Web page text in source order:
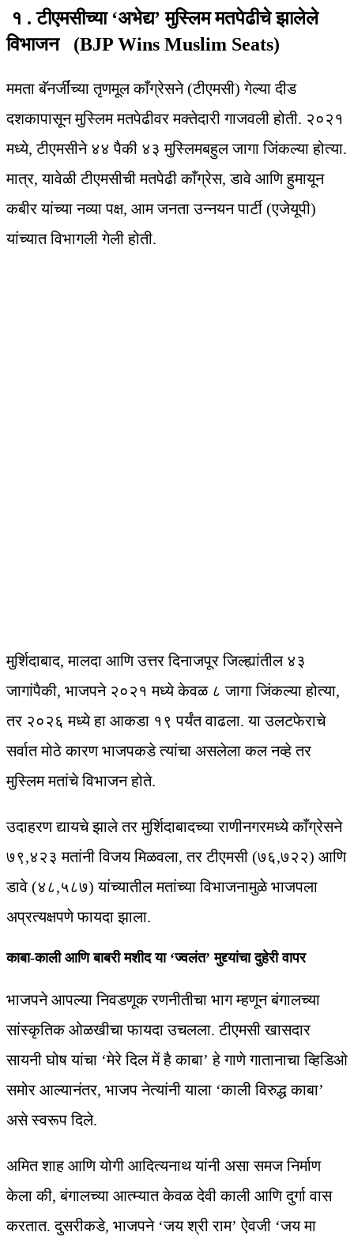
१ . टीएमसीच्या ‘अभेद्य’ मुस्लिम मतपेढीचे झालेले
विभाजन (BJP Wins Muslim Seats)
ममता बॅनर्जींच्या तृणमूल काँग्रेसने (टीएमसी) गेल्या दीड
दशकापासून मुस्लिम मतपेढीवर मक्तेदारी गाजवली होती. २०२१
मध्ये, टीएमसीने ४४ पैकी ४३ मुस्लिमबहुल जागा जिंकल्या होत्या.
मात्र, यावेळी टीएमसीची मतपेढी काँग्रेस, डावे आणि हुमायून
कबीर यांच्या नव्या पक्ष, आम जनता उन्नयन पार्टी (एजेयूपी)
यांच्यात विभागली गेली होती.
मुर्शिदाबाद, मालदा आणि उत्तर दिनाजपूर जिल्ह्यांतील ४३
जागांपैकी, भाजपने २०२१ मध्ये केवळ ८ जागा जिंकल्या होत्या,
तर २०२६ मध्ये हा आकडा १९ पर्यंत वाढला. या उलटफेराचे
सर्वात मोठे कारण भाजपकडे त्यांचा असलेला कल नव्हे तर
मुस्लिम मतांचे विभाजन होते.
उदाहरण द्यायचे झाले तर मुर्शिदाबादच्या राणीनगरमध्ये काँग्रेसने
७९,४२३ मतांनी विजय मिळवला, तर टीएमसी (७६,७२२) आणि
डावे (४८,५८७) यांच्यातील मतांच्या विभाजनामुळे भाजपला
अप्रत्यक्षपणे फायदा झाला.
काबा-काली आणि बाबरी मशीद या ‘ज्वलंत’ मुद्द्यांचा दुहेरी वापर
भाजपने आपल्या निवडणूक रणनीतीचा भाग म्हणून बंगालच्या
सांस्कृतिक ओळखीचा फायदा उचलला. टीएमसी खासदार
सायनी घोष यांचा ‘मेरे दिल में है काबा’ हे गाणे गातानाचा व्हिडिओ
समोर आल्यानंतर, भाजप नेत्यांनी याला ‘काली विरुद्ध काबा’
असे स्वरूप दिले.
अमित शाह आणि योगी आदित्यनाथ यांनी असा समज निर्माण
केला की, बंगालच्या आत्म्यात केवळ देवी काली आणि दुर्गा वास
करतात. दुसरीकडे, भाजपने ‘जय श्री राम’ ऐवजी ‘जय मा